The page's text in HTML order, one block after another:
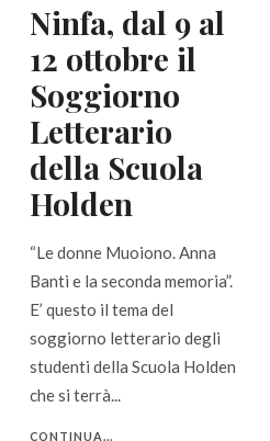
Ninfa, dal 9 al
12 ottobre il
Soggiorno
Letterario
della Scuola
Holden
“Le donne Muoiono. Anna
Banti e la seconda memoria”.
E’ questo il tema del
soggiorno letterario degli
studenti della Scuola Holden
che si terrà...
CONTINUA...